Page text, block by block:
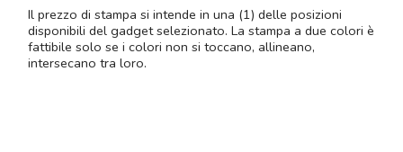
Il prezzo di stampa si intende in una (1) delle posizioni
disponibili del gadget selezionato. La stampa a due colori è
fattibile solo se i colori non si toccano, allineano,
intersecano tra loro.